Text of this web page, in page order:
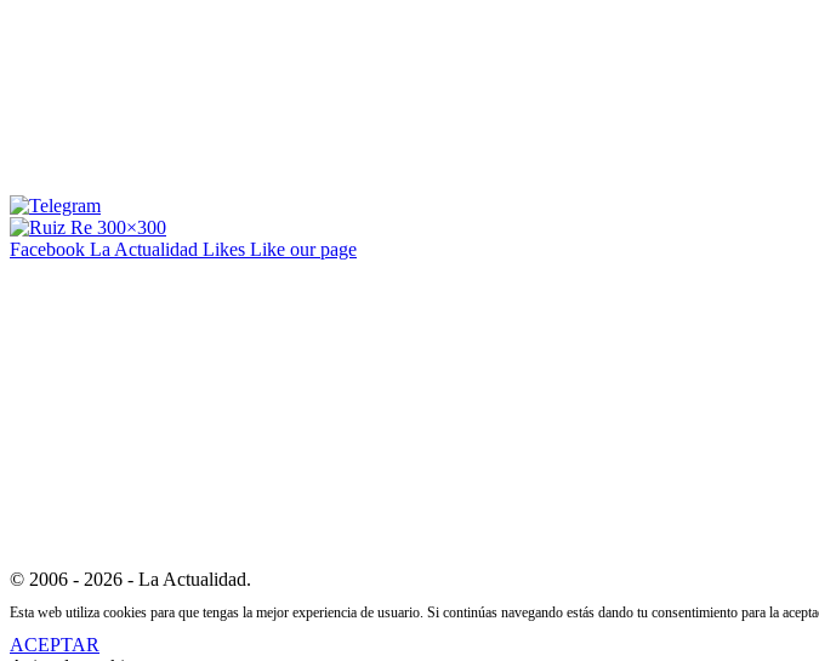
Facebook La Actualidad Likes Like our page
© 2006 - 2026 - La Actualidad.
Esta web utiliza cookies para que tengas la mejor experiencia de usuario. Si continúas navegando estás dando tu consentimiento para la
ACEPTAR